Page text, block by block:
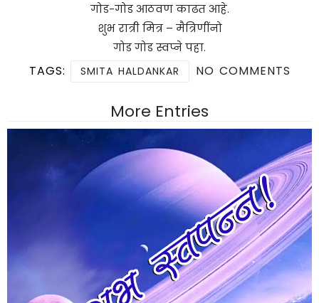
गोड-गोड आठवण काढत आहे.
शुभ रात्री मित्र – मैत्रिणींनो
गोड गोड स्वप्ने पहा.
TAGS: SMITA HALDANKAR NO COMMENTS
More Entries